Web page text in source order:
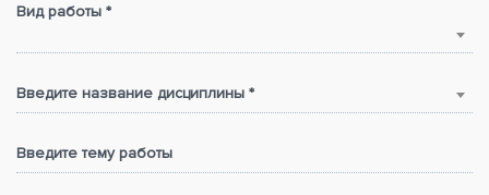
Вид работы *
Введите название дисциплины *
Введите тему работы